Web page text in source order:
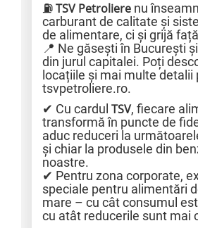
⛽TSV Petroliere nu
carburant de calitate și
de alimentare, ci și grijă
📍 Ne găsești în București
din jurul capitalei. Poți
locațiile și mai multe detalii
tsvpetroliere.ro.
✔ Cu cardul TSV, fiecare
transformă în puncte de
aduc reduceri la
și chiar la produsele din
noastre.
✔ Pentru zona corporate,
speciale pentru alimentări
mare – cu cât consumul
cu atât reducerile sunt mai